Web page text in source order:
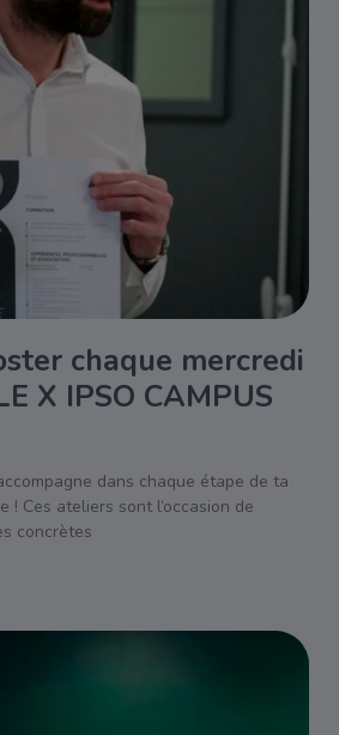
chaque mercredi
X IPSO CAMPUS
dans chaque étape de ta
! Ces ateliers sont l’occasion de
concrètes